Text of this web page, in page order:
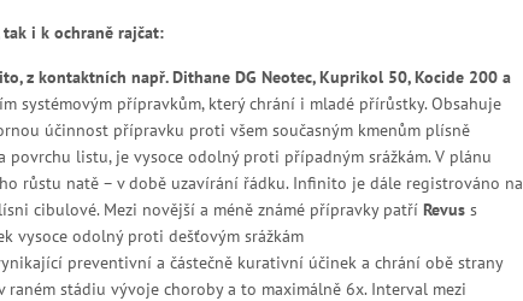
i k ochraně rajčat:
z kontaktních např. Dithane DG Neotec, Kuprikol 50, Kocide 200 a
systémovým přípravkům, který chrání i mladé přírůstky. Obsahuje
účinnost přípravku proti všem současným kmenům plísně
povrchu listu, je vysoce odolný proti případným srážkám. V plánu
růstu natě – v době uzavírání řádku. Infinito je dále registrováno na
cibulové. Mezi novější a méně známé přípravky patří Revuss
vysoce odolný proti dešťovým srážkám
preventivní a částečně kurativní účinek a chrání obě strany
stádiu vývoje choroby a to maximálně 6x. Interval mezi